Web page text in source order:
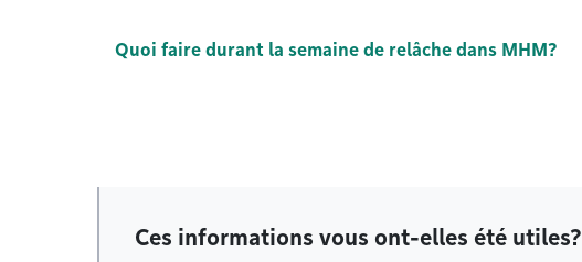
Quoi faire durant la semaine de relâche dans MHM?
Ces informations vous ont-elles été utiles?